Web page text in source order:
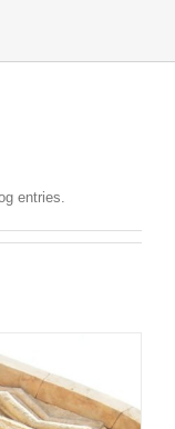
entries.